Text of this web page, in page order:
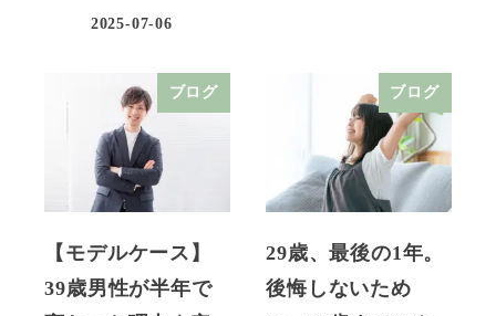
2025-07-06
ブログ
【モデルケース】
39歳男性が半年で
ブログ
29歳、最後の1年。
後悔しないため